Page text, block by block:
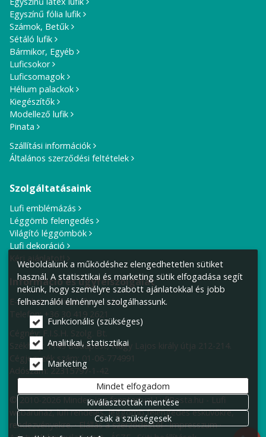
Egyszínű fólia lufik
Számok, Betűk
Sétáló lufik
Bármikor, Egyéb
Luficsokor
Luficsomagok
Hélium palackok
Kiegészítők
Modellező lufik
Pinata
Szállítási információk
Általános szerződési feltételek
Szolgáltatásaink
Lufi emblémázás
Léggömb felengedés
Világító léggömbök
Lufi dekoráció
Kérj ajánlatot!
Információ és ügyfélszolgálat
E-mail cím:info@lufiposta.hu
Telefon:+36 30 419 2621
Cégnév: F.I.S.H. Szolg. Bt.
Székhely: 1149 Budapest, Nagy Lajos király útja 212-214.
Cégjegyzék szám: 01-06-774991
Adószám: 22315797-1-42
© 2010-2026 Minden jog fenntartva! LufiPosta.hu - Lufi
webáruház, lufi rendelés, léggömb felengedés esküvőkre,
rendezvényekre. Elállás a szerződéstől Impresszum
Weboldalunk a működéshez elengedhetetlen sütiket
használ. A statisztikai és marketing sütik elfogadása segít
nekünk, hogy személyre szabott ajánlatokkal és jobb
felhasználói élménnyel szolgálhassunk.
Funkcionális (szükséges)
Analitikai, statisztikai
Marketing
Mindet elfogadom
Kiválasztottak mentése
Csak a szükségesek